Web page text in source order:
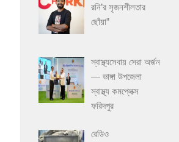
রনি’র সৃজনশীলতার
ছোঁয়া”
স্বাস্থ্যসেবায় সেরা অর্জন
— ভাঙ্গা উপজেলা
স্বাস্থ্য কমপ্লেক্স
ফরিদপুর
রেডিও